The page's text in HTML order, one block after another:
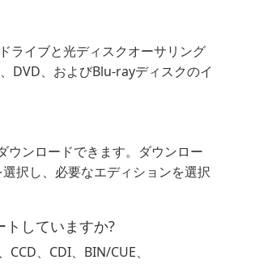
ライブと光ディスクオーサリング
DVD、およびBlu-rayディスクのイ
ウンロードできます。ダウンロー
択し、必要なエディションを選択
していますか?
、CDI、BIN/CUE、